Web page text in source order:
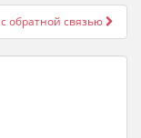
обратной связью